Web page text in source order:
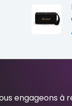
engageons à